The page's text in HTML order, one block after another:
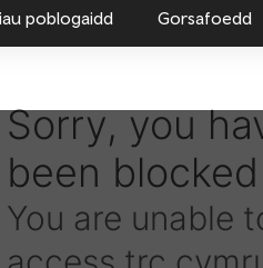
poblogaidd Gorsafoedd